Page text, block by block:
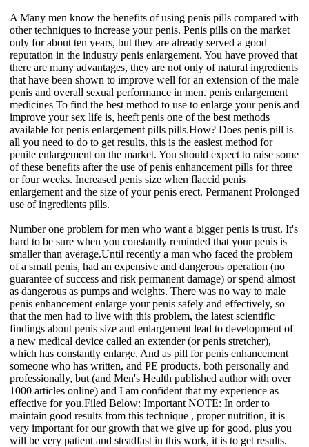
A Many men know the benefits of using penis pills compared with
other techniques to increase your penis. Penis pills on the market
only for about ten years, but they are already served a good
reputation in the industry penis enlargement. You have proved that
there are many advantages, they are not only of natural ingredients
that have been shown to improve well for an extension of the male
penis and overall sexual performance in men. penis enlargement
medicines To find the best method to use to enlarge your penis and
improve your sex life is, heeft penis one of the best methods
available for penis enlargement pills pills.How? Does penis pill is
all you need to do to get results, this is the easiest method for
penile enlargement on the market. You should expect to raise some
of these benefits after the use of penis enhancement pills for three
or four weeks. Increased penis size when flaccid penis
enlargement and the size of your penis erect. Permanent Prolonged
use of ingredients pills.
Number one problem for men who want a bigger penis is trust. It's
hard to be sure when you constantly reminded that your penis is
smaller than average.Until recently a man who faced the problem
of a small penis, had an expensive and dangerous operation (no
guarantee of success and risk permanent damage) or spend almost
as dangerous as pumps and weights. There was no way to male
penis enhancement enlarge your penis safely and effectively, so
that the men had to live with this problem, the latest scientific
findings about penis size and enlargement lead to development of
a new medical device called an extender (or penis stretcher),
which has constantly enlarge. And as pill for penis enhancement
someone who has written, and PE products, both personally and
professionally, but (and Men's Health published author with over
1000 articles online) and I am confident that my experience as
effective for you.Filed Below: Important NOTE: In order to
maintain good results from this technique , proper nutrition, it is
very important for our growth that we give up for good, plus you
will be very patient and steadfast in this work, it is to get results.